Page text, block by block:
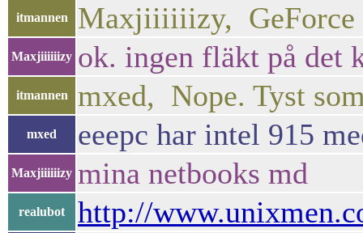
itmannen Maxjiiiiiizy, GeForce
Maxjiiiiiizy ok. ingen fläkt på det
itmannen mxed, Nope. Tyst
mxed eeepc har intel 915
Maxjiiiiiizy mina netbooks md
realubot http://